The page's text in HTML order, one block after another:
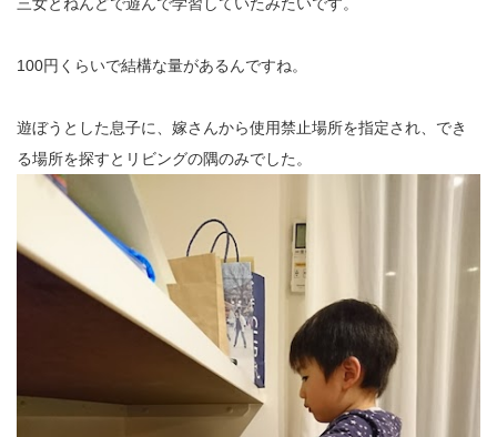
100円くらいで結構な量があるんですね。
遊ぼうとした息子に、嫁さんから使用禁止場所を指定され、でき
る場所を探すとリビングの隅のみでした。